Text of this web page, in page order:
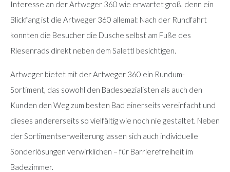
Interesse an der Artweger 360 wie erwartet groß, denn ein
Blickfang ist die Artweger 360 allemal: Nach der Rundfahrt
konnten die Besucher die Dusche selbst am Fuße des
Riesenrads direkt neben dem Salettl besichtigen.
Artweger bietet mit der Artweger 360 ein Rundum-
Sortiment, das sowohl den Badespezialisten als auch den
Kunden den Weg zum besten Bad einerseits vereinfacht und
dieses andererseits so vielfältig wie noch nie gestaltet. Neben
der Sortimentserweiterung lassen sich auch individuelle
Sonderlösungen verwirklichen – für Barrierefreiheit im
Badezimmer.